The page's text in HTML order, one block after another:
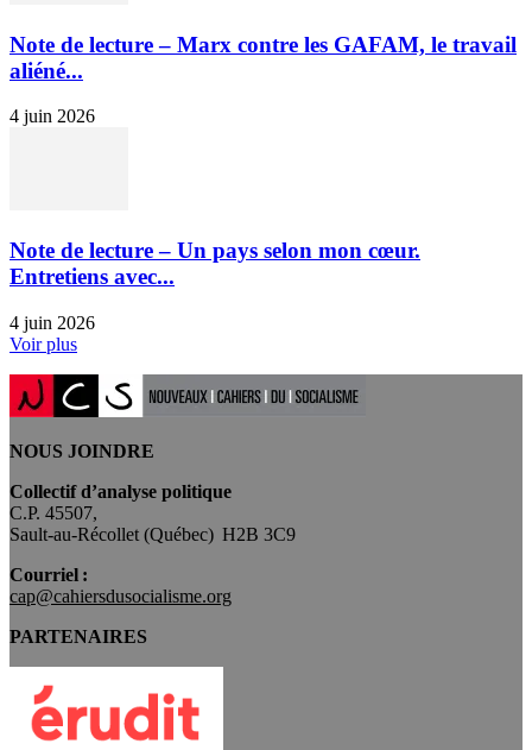
Note de lecture – Marx contre les GAFAM, le travail
aliéné...
4 juin 2026
Note de lecture – Un pays selon mon cœur.
Entretiens avec...
4 juin 2026
Voir plus
NOUS JOINDRE
Collectif d’analyse politique
C.P. 45507,
Sault-au-Récollet (Québec) H2B 3C9
Courriel :
cap@cahiersdusocialisme.org
PARTENAIRES